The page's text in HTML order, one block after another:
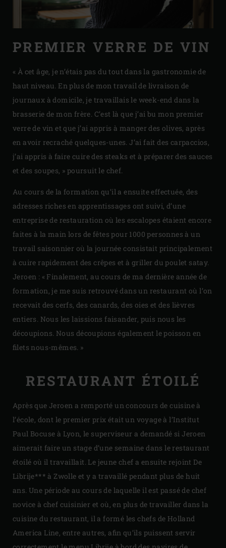
PREMIER VERRE DE VIN
« À cet âge, je n’étais pas du tout dans la gastronomie de
haut niveau. En plus de mon travail de livraison de
journaux à domicile, je travaillais le week-end dans la
brasserie de mon frère. C’est là que j’ai bu mon premier
verre de vin et que j’ai appris à manger des olives, après
en avoir recraché quelques-unes. J’ai fait des carpaccios,
j’ai appris à faire cuire des steaks et à préparer des sauces
et des soupes, » poursuit le chef.
Au cours de la formation qu’il a ensuite effectuée, des
adresses riches en apprentissages ont suivi, d’une
entreprise de restauration où les escalopes étaient encore
faites à la main lors de fêtes pour 1000 personnes à un
travail saisonnier où la journée consistait principalement
à cuire rapidement des crêpes et à griller du poulet satay.
Jeroen : « Finalement, au cours de ma dernière année de
formation, je me suis retrouvé dans un restaurant où l’on
recevait des cerfs, des canards, des oies et des lièvres
entiers. Nous les laissions faisander, puis nous les
découpions. Nous découpions également le poisson en
filets nous-mêmes. »
RESTAURANT ÉTOILÉ
Après que Jeroen a remporté un concours de cuisine à
l’école, dont le premier prix était un voyage à l’Institut
Paul Bocuse à Lyon, le superviseur a demandé si Jeroen
aimerait faire un stage d’une semaine dans le restaurant
étoilé où il travaillait. Le jeune chef a ensuite rejoint De
Librije*** à Zwolle et y a travaillé pendant plus de huit
ans. Une période au cours de laquelle il est passé de chef
novice à chef cuisinier et où, en plus de travailler dans la
cuisine du restaurant, il a formé les chefs de Holland
America Line, entre autres, afin qu’ils puissent servir